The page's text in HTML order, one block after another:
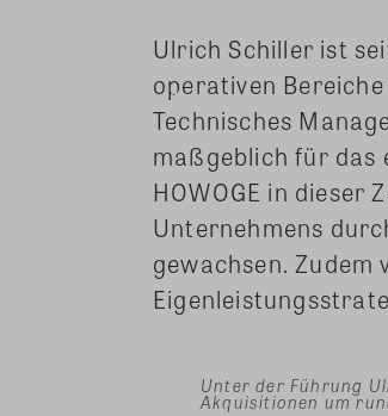
Ulrich Schiller ist
operativen
Technisches
maßgeblich für das
HOWOGE in dieser
Unternehmens
gewachsen.
Unter der Führung
Akquisitionen um